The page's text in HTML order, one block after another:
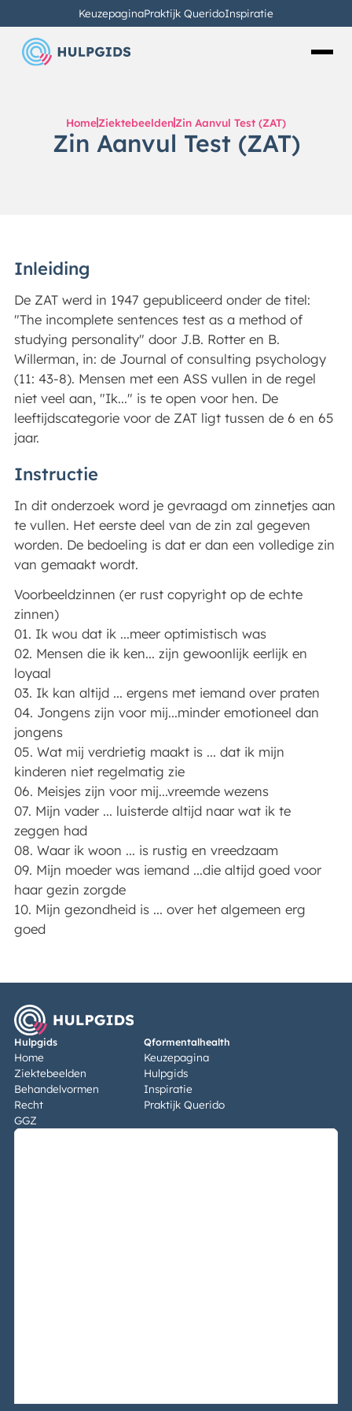
KeuzepaginaPraktijk QueridoInspiratie
HomeZiektebeeldenZin Aanvul Test (ZAT)
Zin Aanvul Test (ZAT)
Inleiding
De ZAT werd in 1947 gepubliceerd onder de titel:
"The incomplete sentences test as a method of
studying personality" door J.B. Rotter en B.
Willerman, in: de Journal of consulting psychology
(11: 43-8). Mensen met een ASS vullen in de regel
niet veel aan, "Ik..." is te open voor hen. De
leeftijdscategorie voor de ZAT ligt tussen de 6 en 65
jaar.
Instructie
In dit onderzoek word je gevraagd om zinnetjes aan
te vullen. Het eerste deel van de zin zal gegeven
worden. De bedoeling is dat er dan een volledige zin
van gemaakt wordt.
Voorbeeldzinnen (er rust copyright op de echte
zinnen)
01. Ik wou dat ik ...meer optimistisch was
02. Mensen die ik ken... zijn gewoonlijk eerlijk en
loyaal
03. Ik kan altijd ... ergens met iemand over praten
04. Jongens zijn voor mij...minder emotioneel dan
jongens
05. Wat mij verdrietig maakt is ... dat ik mijn
kinderen niet regelmatig zie
06. Meisjes zijn voor mij...vreemde wezens
07. Mijn vader ... luisterde altijd naar wat ik te
zeggen had
08. Waar ik woon ... is rustig en vreedzaam
09. Mijn moeder was iemand ...die altijd goed voor
haar gezin zorgde
10. Mijn gezondheid is ... over het algemeen erg
goed
Hulpgids
Home
Ziektebeelden
Behandelvormen
Recht
GGZ
Qformentalhealth
Keuzepagina
Hulpgids
Inspiratie
Praktijk Querido